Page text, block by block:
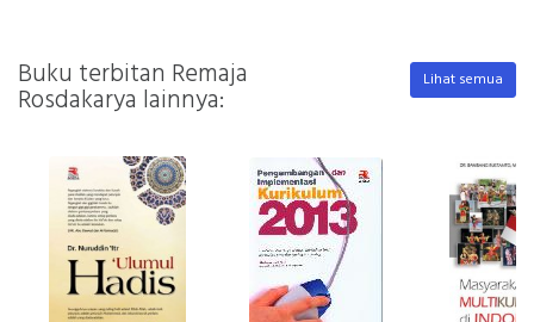
Buku terbitan Remaja
Rosdakarya lainnya:
Lihat semua